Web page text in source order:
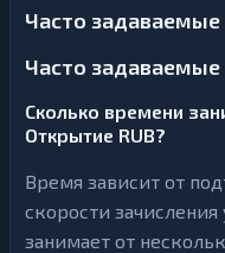
Часто
Часто
Сколько времени
Открытие RUB?
Время зависит от
скорости
занимает от